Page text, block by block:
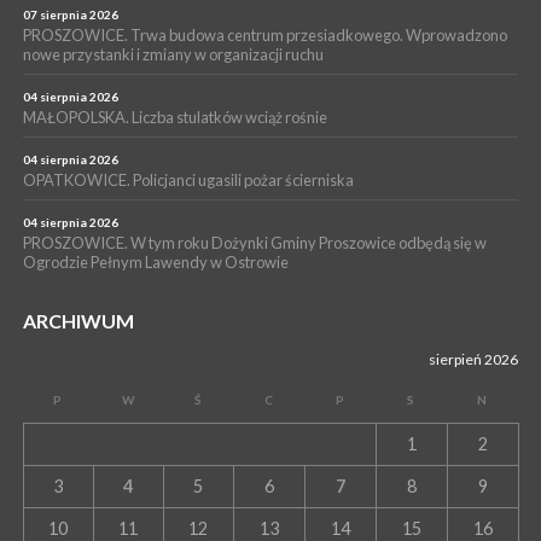
PROSZOWICE. W parku Warsztaty Edukacyjno-Przyrodnicze
NOC CIEM
15 lipca 2026
PROSZOWICE. Już za tydzień kolejne zajęcia z cyklu „Wakacyjne
07 sierpnia 2026
PROSZOWICE. Trwa budowa centrum przesiadkowego. Wprowadzono
nowe przystanki i zmiany w organizacji ruchu
04 sierpnia 2026
MAŁOPOLSKA. Liczba stulatków wciąż rośnie
04 sierpnia 2026
OPATKOWICE. Policjanci ugasili pożar ścierniska
04 sierpnia 2026
PROSZOWICE. W tym roku Dożynki Gminy Proszowice odbędą się w
Ogrodzie Pełnym Lawendy w Ostrowie
ARCHIWUM
sierpień 2026
P W Ś C P S N
1 2
3 4 5 6 7 8 9
10 11 12 13 14 15 16